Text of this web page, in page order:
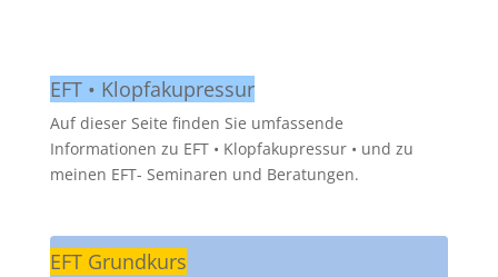
EFT • Klopfakupressur
Auf dieser Seite finden Sie umfassende
Informationen zu EFT • Klopfakupressur • und zu
meinen EFT- Seminaren und Beratungen.
EFT Grundkurs